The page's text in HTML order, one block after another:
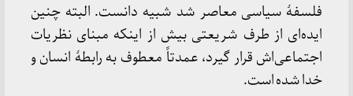
فلسفهٔ سیاسی معاصر شد شبیه دانست. البته چنین
ایده‌ای از طرف شریعتی بیش از اینکه مبنای نظریات
اجتماعی‌اش قرار گیرد، عمدتاً معطوف به رابطهٔ انسان و
خدا شده است.